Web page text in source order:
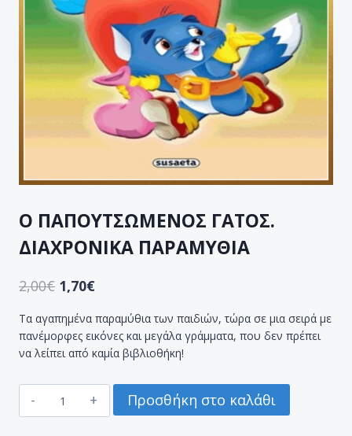
Ο ΠΑΠΟΥΤΣΩΜΕΝΟΣ ΓΑΤΟΣ.
ΔΙΑΧΡΟΝΙΚΑ ΠΑΡΑΜΥΘΙΑ
2,00€ 1,70€
Τα αγαπημένα παραμύθια των παιδιών, τώρα σε μια σειρά με
πανέμορφες εικόνες και μεγάλα γράμματα, που δεν πρέπει
να λείπει από καμία βιβλιοθήκη!
ΠΑΠΟΥΤΣΩΜΕΝΟΣ
Προσθήκη στο καλάθι